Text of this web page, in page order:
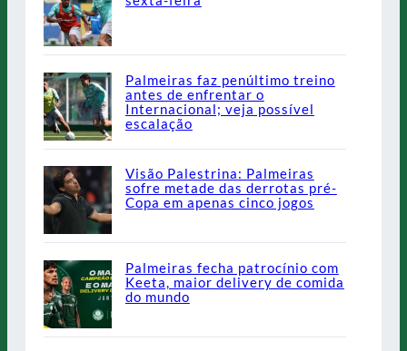
Palmeiras faz penúltimo treino
antes de enfrentar o
Internacional; veja possível
escalação
Visão Palestrina: Palmeiras
sofre metade das derrotas pré-
Copa em apenas cinco jogos
Palmeiras fecha patrocínio com
Keeta, maior delivery de comida
do mundo